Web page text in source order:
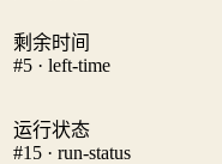
剩余时间
#5 · left-time
运行状态
#15 · run-status